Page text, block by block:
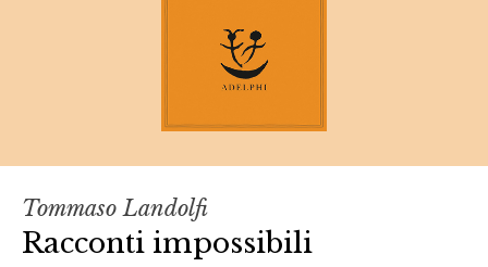
Tommaso Landolfi
Racconti impossibili